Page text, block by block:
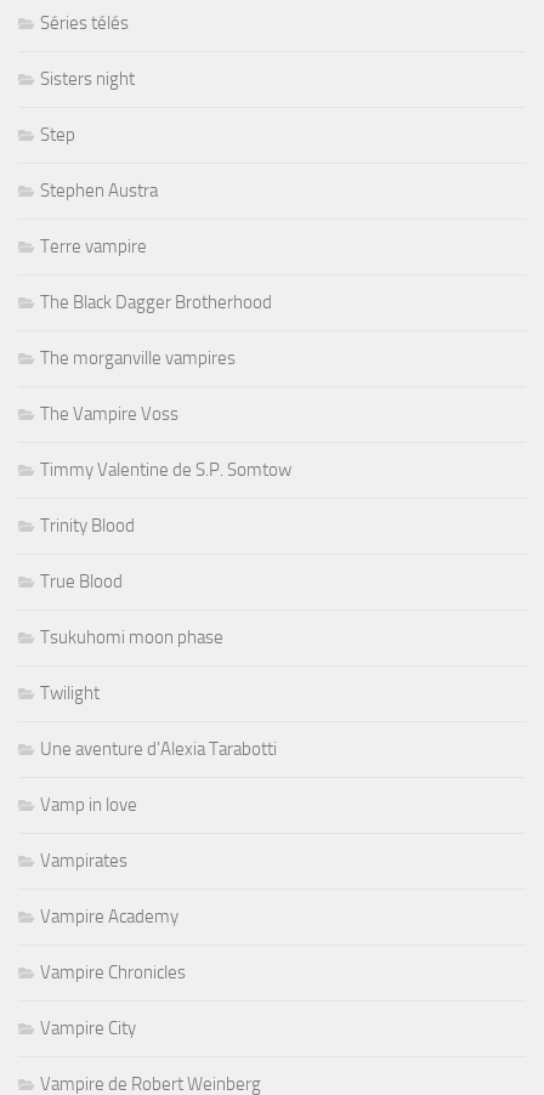
Séries télés
Sisters night
Step
Stephen Austra
Terre vampire
The Black Dagger Brotherhood
The morganville vampires
The Vampire Voss
Timmy Valentine de S.P. Somtow
Trinity Blood
True Blood
Tsukuhomi moon phase
Twilight
Une aventure d'Alexia Tarabotti
Vamp in love
Vampirates
Vampire Academy
Vampire Chronicles
Vampire City
Vampire de Robert Weinberg